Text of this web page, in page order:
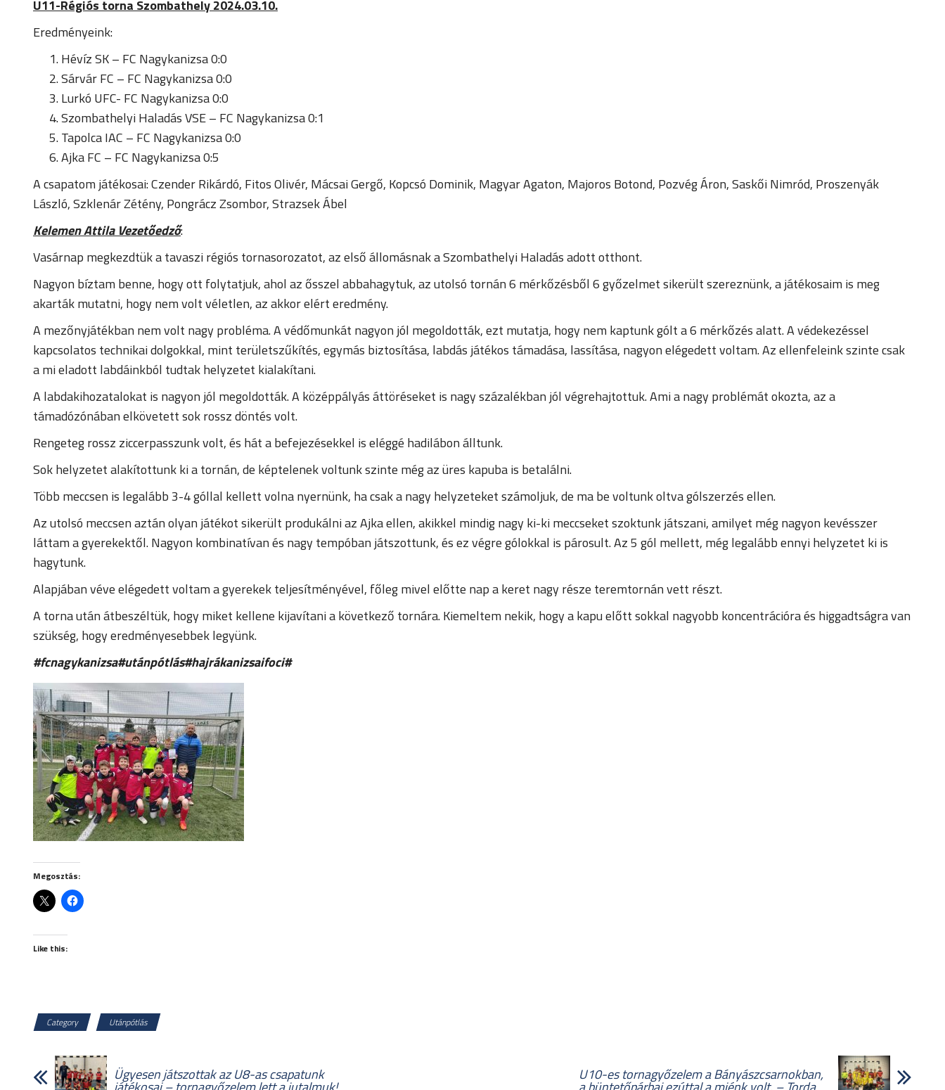
U11-Régiós torna Szombathely 2024.03.10.
Eredményeink:
Hévíz SK – FC Nagykanizsa 0:0
Sárvár FC – FC Nagykanizsa 0:0
Lurkó UFC- FC Nagykanizsa 0:0
Szombathelyi Haladás VSE – FC Nagykanizsa 0:1
Tapolca IAC – FC Nagykanizsa 0:0
Ajka FC – FC Nagykanizsa 0:5
A csapatom játékosai: Czender Rikárdó, Fitos Olivér, Mácsai Gergő, Kopcsó Dominik, Magyar Agaton, Majoros Botond, Pozvég Áron, Saskői Nimród, Proszenyák
László, Szklenár Zétény, Pongrácz Zsombor, Strazsek Ábel
Kelemen Attila Vezetőedző:
Vasárnap megkezdtük a tavaszi régiós tornasorozatot, az első állomásnak a Szombathelyi Haladás adott otthont.
Nagyon bíztam benne, hogy ott folytatjuk, ahol az ősszel abbahagytuk, az utolsó tornán 6 mérkőzésből 6 győzelmet sikerült szereznünk, a játékosaim is meg
akarták mutatni, hogy nem volt véletlen, az akkor elért eredmény.
A mezőnyjátékban nem volt nagy probléma. A védőmunkát nagyon jól megoldották, ezt mutatja, hogy nem kaptunk gólt a 6 mérkőzés alatt. A védekezéssel
kapcsolatos technikai dolgokkal, mint területszűkítés, egymás biztosítása, labdás játékos támadása, lassítása, nagyon elégedett voltam. Az ellenfeleink szinte csak
a mi eladott labdáinkból tudtak helyzetet kialakítani.
A labdakihozatalokat is nagyon jól megoldották. A középpályás áttöréseket is nagy százalékban jól végrehajtottuk. Ami a nagy problémát okozta, az a
támadózónában elkövetett sok rossz döntés volt.
Rengeteg rossz ziccerpasszunk volt, és hát a befejezésekkel is eléggé hadilábon álltunk.
Sok helyzetet alakítottunk ki a tornán, de képtelenek voltunk szinte még az üres kapuba is betalálni.
Több meccsen is legalább 3-4 góllal kellett volna nyernünk, ha csak a nagy helyzeteket számoljuk, de ma be voltunk oltva gólszerzés ellen.
Az utolsó meccsen aztán olyan játékot sikerült produkálni az Ajka ellen, akikkel mindig nagy ki-ki meccseket szoktunk játszani, amilyet még nagyon kevésszer
láttam a gyerekektől. Nagyon kombinatívan és nagy tempóban játszottunk, és ez végre gólokkal is párosult. Az 5 gól mellett, még legalább ennyi helyzetet ki is
hagytunk.
Alapjában véve elégedett voltam a gyerekek teljesítményével, főleg mivel előtte nap a keret nagy része teremtornán vett részt.
A torna után átbeszéltük, hogy miket kellene kijavítani a következő tornára. Kiemeltem nekik, hogy a kapu előtt sokkal nagyobb koncentrációra és higgadtságra van
szükség, hogy eredményesebbek legyünk.
#fcnagykanizsa#utánpótlás#hajrákanizsaifoci#
Megosztás:
Like this:
Category Utánpótlás
Ügyesen játszottak az U8-as csapatunk U10-es tornagyőzelem a Bányászcsarnokban,